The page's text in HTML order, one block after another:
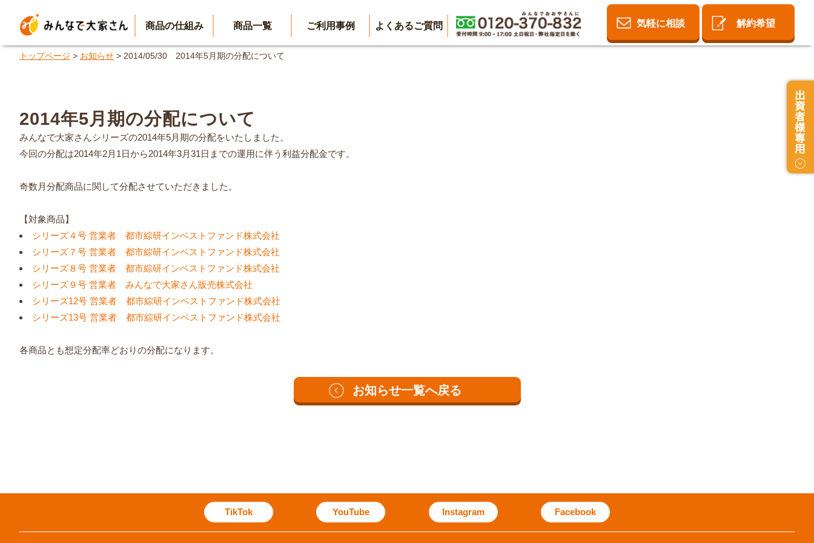
商品の仕組み 商品一覧 ご利用事例 よくあるご質問 気軽に相談 解約希望
トップページ > お知らせ > 2014/05/30 2014年5月期の分配について
2014年5月期の分配について
みんなで大家さんシリーズの2014年5月期の分配をいたしました。
今回の分配は2014年2月1日から2014年3月31日までの運用に伴う利益分配金です。
奇数月分配商品に関して分配させていただきました。
【対象商品】
シリーズ４号 営業者 都市綜研インベストファンド株式会社
シリーズ７号 営業者 都市綜研インベストファンド株式会社
シリーズ８号 営業者 都市綜研インベストファンド株式会社
シリーズ９号 営業者 みんなで大家さん販売株式会社
シリーズ12号 営業者 都市綜研インベストファンド株式会社
シリーズ13号 営業者 都市綜研インベストファンド株式会社
各商品とも想定分配率どおりの分配になります。
お知らせ一覧へ戻る
TikTok YouTube Instagram Facebook